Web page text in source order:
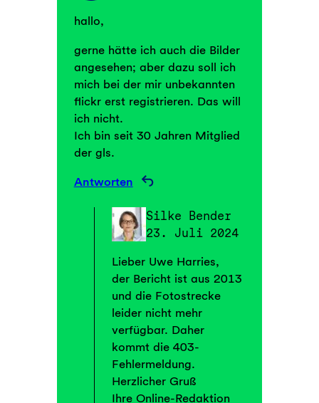
hallo,
gerne hätte ich auch die Bilder
angesehen; aber dazu soll ich
mich bei der mir unbekannten
flickr erst registrieren. Das will
ich nicht.
Ich bin seit 30 Jahren Mitglied
der gls.
Antworten
Silke Bender
23. Juli 2024
Lieber Uwe Harries,
der Bericht ist aus 2013
und die Fotostrecke
leider nicht mehr
verfügbar. Daher
kommt die 403-
Fehlermeldung.
Herzlicher Gruß
Ihre Online-Redaktion